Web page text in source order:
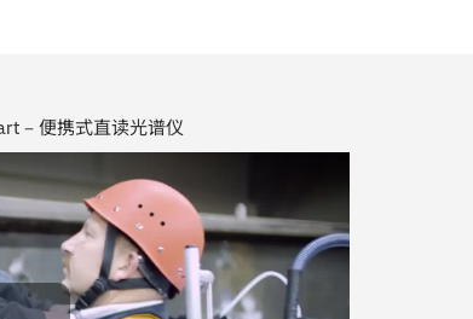
– 便携式直读光谱仪